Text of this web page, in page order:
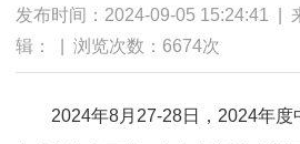
发布时间：2024-09-05 15:24:41 |
辑： | 浏览次数：6674次
2024年8月27-28日，2024年度